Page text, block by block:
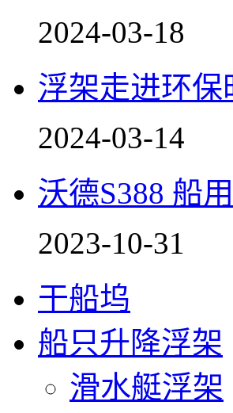
2024-03-18
浮架走进环保
2024-03-14
沃德S388 船
2023-10-31
干船坞
船只升降浮架
滑水艇浮架